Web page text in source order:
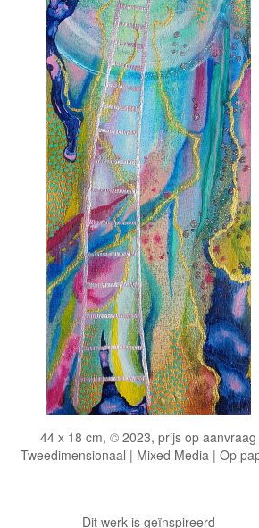
44 x 18 cm, © 2023, prijs op aanvraag
Tweedimensionaal | Mixed Media | Op
Dit werk is geïnspireerd